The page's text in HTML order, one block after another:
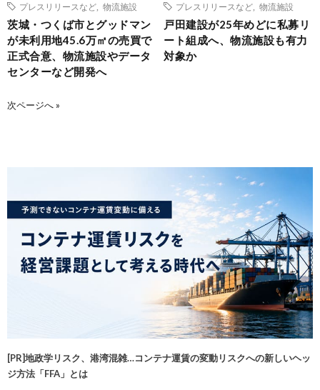
プレスリリースなど 物流施設
茨城・つくば市とグッドマン
が未利用地45.6万㎡の売買で
正式合意、物流施設やデータ
センターなど開発へ
プレスリリースなど 物流施設
戸田建設が25年めどに私募リ
ート組成へ、物流施設も有力
対象か
次ページへ »
[PR]地政学リスク、港湾混雑…コンテナ運賃の変動リスクへの新しいヘッ
ジ方法「FFA」とは